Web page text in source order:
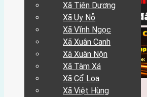
Trang Chủ
Xã Tiên Dương
Xã Uy Nỗ
Xã Vĩnh Ngọc
Xã Xuân Canh
Xã Xuân Nộn
Xã Tàm Xá
Xã Cổ Loa
Xã Việt Hùng